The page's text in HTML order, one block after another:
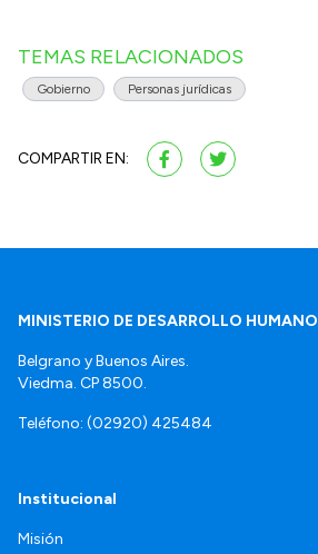
TEMAS RELACIONADOS
Gobierno Personas jurídicas
COMPARTIR EN:
MINISTERIO DE DESARROLLO HUMANO
Belgrano y Buenos Aires.
Viedma. CP 8500.
Teléfono: (02920) 425484
Institucional
Misión